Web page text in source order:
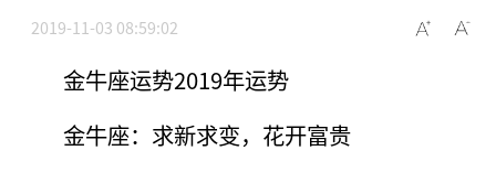
2019-11-03 08:59:02
金牛座运势2019年运势
金牛座：求新求变，花开富贵